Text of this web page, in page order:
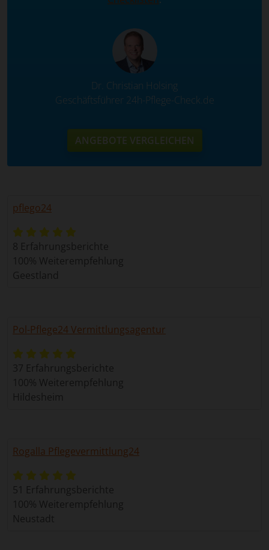
Dr. Christian Holsing
Geschäftsführer 24h-Pflege-Check.de
ANGEBOTE VERGLEICHEN
pflego24
8 Erfahrungsberichte
100% Weiterempfehlung
Geestland
Pol-Pflege24 Vermittlungsagentur
37 Erfahrungsberichte
100% Weiterempfehlung
Hildesheim
Rogalla Pflegevermittlung24
51 Erfahrungsberichte
100% Weiterempfehlung
Neustadt